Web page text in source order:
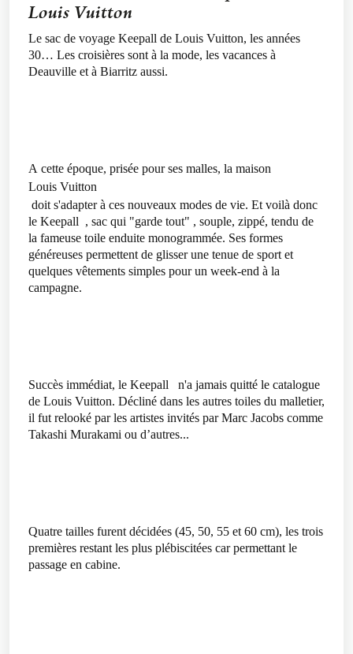
Louis Vuitton
Le sac de voyage Keepall de Louis Vuitton, les années
30… Les croisières sont à la mode, les vacances à
Deauville et à Biarritz aussi.
A cette époque, prisée pour ses malles, la maison
Louis Vuitton
doit s'adapter à ces nouveaux modes de vie. Et voilà donc
le Keepall , sac qui "garde tout" , souple, zippé, tendu de
la fameuse toile enduite monogrammée. Ses formes
généreuses permettent de glisser une tenue de sport et
quelques vêtements simples pour un week-end à la
campagne.
Succès immédiat, le Keepall
n'a jamais quitté le catalogue
de Louis Vuitton. Décliné dans les autres toiles du malletier,
il fut relooké par les artistes invités par Marc Jacobs comme
Takashi Murakami ou d’autres...
Quatre tailles furent décidées (45, 50, 55 et 60 cm), les trois
premières restant les plus plébiscitées car permettant le
passage en cabine.